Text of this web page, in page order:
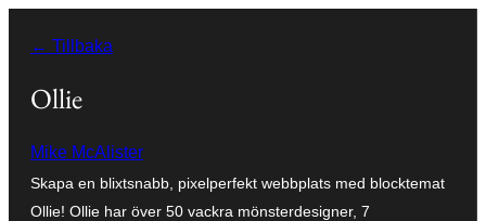
innehåll
← Tillbaka
Ollie
Mike McAlister
Skapa en blixtsnabb, pixelperfekt webbplats med blocktemat
Ollie! Ollie har över 50 vackra mönsterdesigner, 7